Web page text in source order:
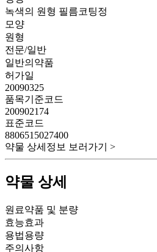
녹색의 원형 필름코팅정
모양
원형
전문/일반
일반의약품
허가일
20090325
품목기준코드
200902174
표준코드
8806515027400
약물 상세정보 보러가기 >
약물 상세
원료약품 및 분량
효능효과
용법용량
주의사항